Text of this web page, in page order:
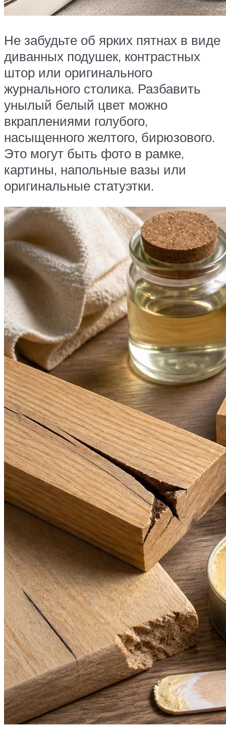
Не забудьте об ярких пятнах в виде
диванных подушек, контрастных
штор или оригинального
журнального столика. Разбавить
унылый белый цвет можно
вкраплениями голубого,
насыщенного желтого, бирюзового.
Это могут быть фото в рамке,
картины, напольные вазы или
оригинальные статуэтки.